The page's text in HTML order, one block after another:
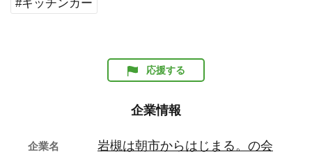
#キッチンカー
応援する
企業情報
企業名 岩槻は朝市からはじまる。の会